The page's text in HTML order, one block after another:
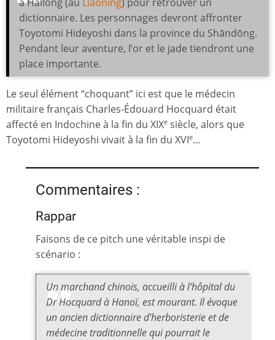
dictionnaire. Les personnages devront affronter
Toyotomi Hideyoshi dans la province du Shāndōng.
Pendant leur aventure, l’or et le jade tiendront une
place importante.
Le seul élément “choquant” ici est que le médecin
militaire français Charles-Édouard Hocquard était
affecté en Indochine à la fin du XIXe siècle, alors que
Toyotomi Hideyoshi vivait à la fin du XVIe…
Commentaires :
Rappar
Faisons de ce pitch une véritable inspi de
scénario :
Un marchand chinois, accueilli à l’hôpital du
Dr Hocquard à Hanoï, est mourant. Il évoque
un ancien dictionnaire d’herboristerie et de
médecine traditionnelle qui pourrait le